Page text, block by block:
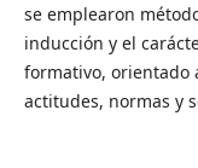
se emplearon
inducción y el
formativo, orientado
actitudes, normas y